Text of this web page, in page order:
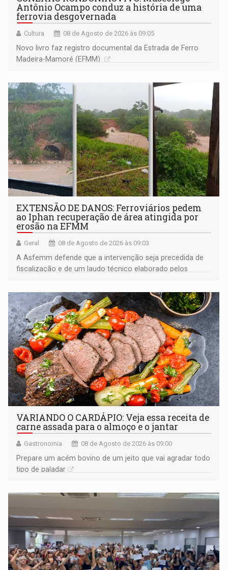
Antônio Ocampo conduz a história de uma
ferrovia desgovernada
Cultura 08 de Agosto de 2026 às 09:05
Novo livro faz registro documental da Estrada de Ferro
Madeira-Mamoré (EFMM)
EXTENSÃO DE DANOS: Ferroviários pedem
ao Iphan recuperação de área atingida por
erosão na EFMM
Geral 08 de Agosto de 2026 às 09:03
A Asfemm defende que a intervenção seja precedida de
fiscalização e de um laudo técnico elaborado pelos
VARIANDO O CARDÁPIO: Veja essa receita de
carne assada para o almoço e o jantar
Gastronomia 08 de Agosto de 2026 às 09:00
Prepare um acém bovino de um jeito que vai agradar todo
tipo de paladar